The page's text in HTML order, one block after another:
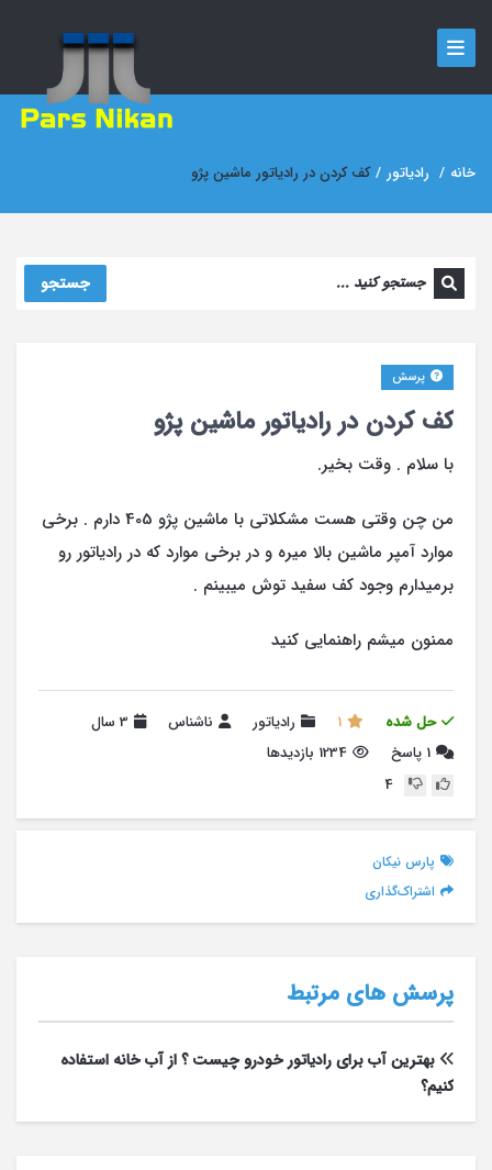
خانه / رادیاتور / کف کردن در رادیاتور ماشین پژو
جستجو
کف کردن در رادیاتور ماشین پژو
پرسش
با سلام . وقت بخیر.
من چن وقتی هست مشکلاتی با ماشین پژو 405 دارم . برخی
موارد آمپر ماشین بالا میره و در برخی موارد که در رادیاتور رو
برمیدارم وجود کف سفید توش میبینم .
ممنون میشم راهنمایی کنید
حل شده 1 رادیاتور ناشناس
3 سال
1 پاسخ
1234 بازدیدها
4
پارس نیکان
اشتراک‌گذاری
پرسش های مرتبط
بهترین آب برای رادیاتور خودرو چیست ؟ از آب خانه استفاده
کنیم؟